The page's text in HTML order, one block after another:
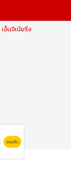
อ็นจิเนียริ่ง
ยอมรับ